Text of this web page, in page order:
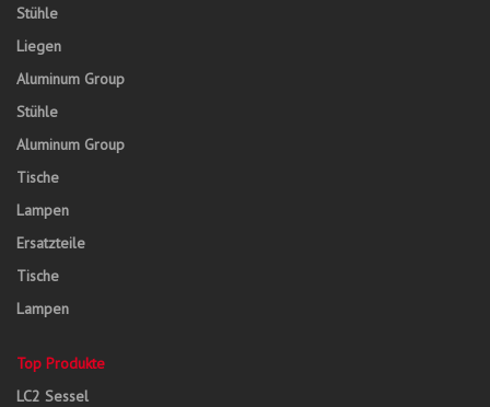
Stühle
Liegen
Aluminum Group
Stühle
Aluminum Group
Tische
Lampen
Ersatzteile
Tische
Lampen
Top Produkte
LC2 Sessel